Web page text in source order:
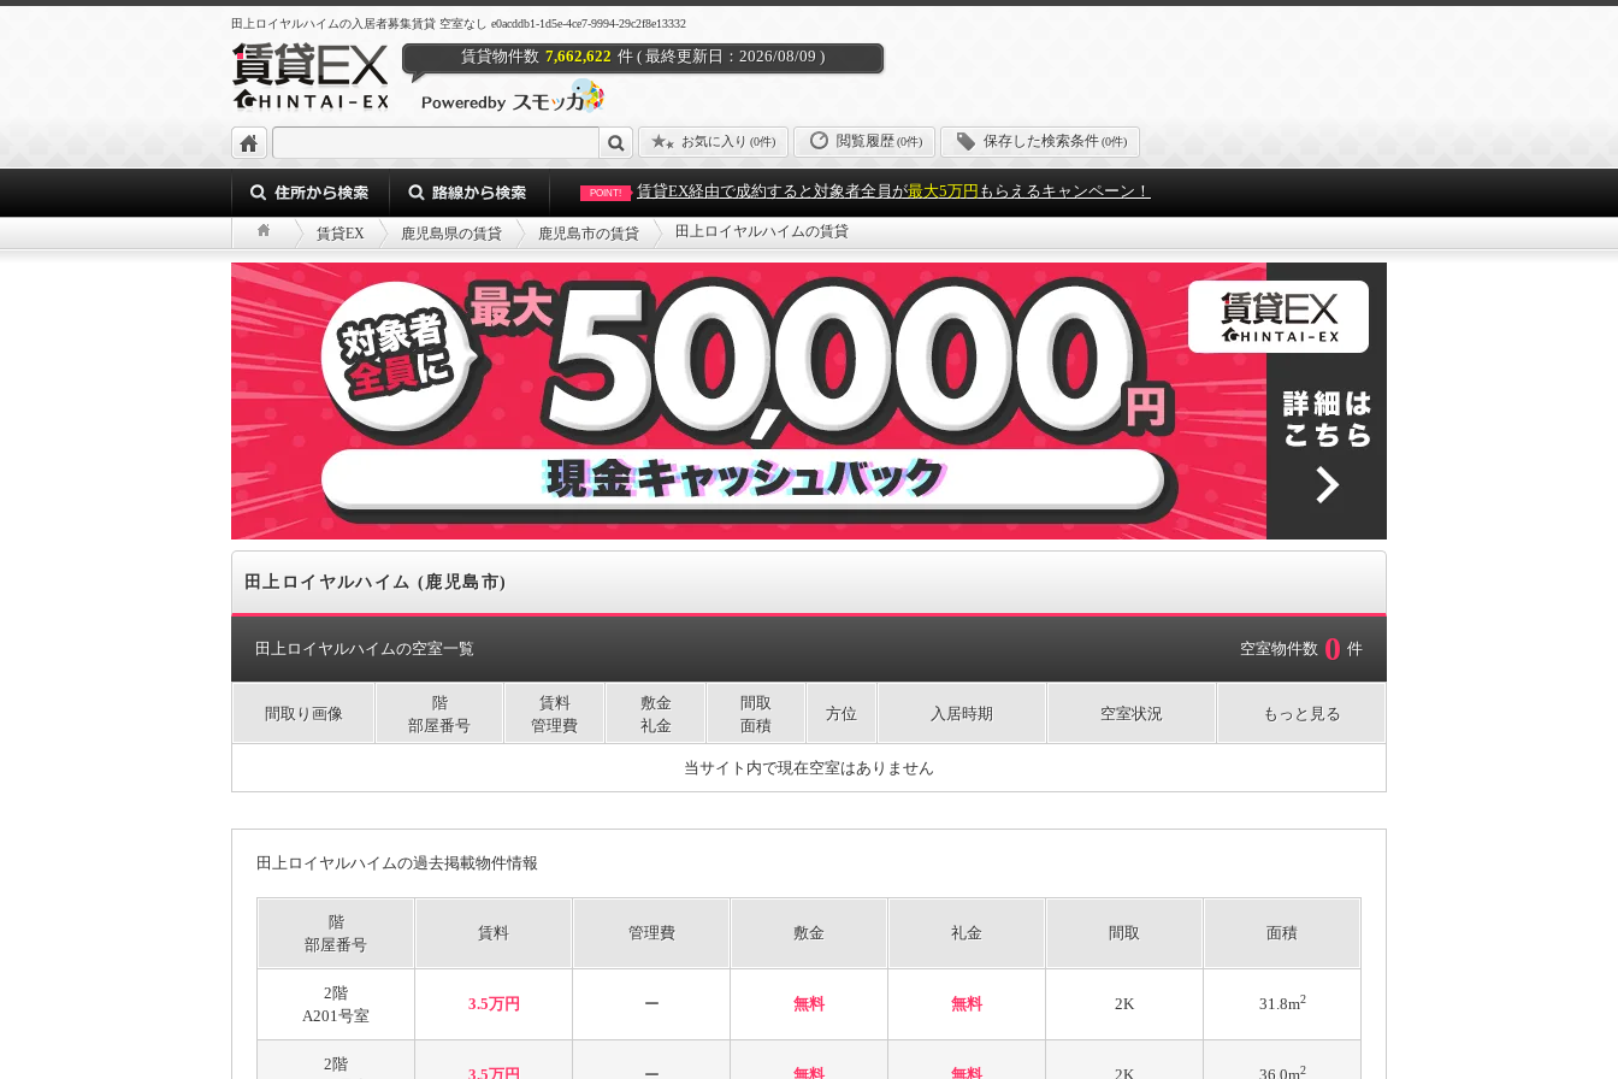
田上ロイヤルハイムの入居者募集賃貸 空室なし e0acddb1-1d5e-4ce7-9994-29c2f8e13332
賃貸物件数 7,662,622 件 ( 最終更新日：2026/08/09 )
お気に入り (0件) 閲覧履歴(0件) 保存した検索条件(0件)
POINT! 賃貸EX経由で成約すると対象者全員が最大5万円 もらえるキャンペーン！
賃貸EX 鹿児島県の賃貸 鹿児島市の賃貸 田上ロイヤルハイムの賃貸
田上ロイヤルハイム (鹿児島市)
田上ロイヤルハイムの空室一覧 空室物件数 0 件
間取り画像
階
部屋番号
賃料
管理費
敷金
礼金
間取
面積
方位 入居時期 空室状況 もっと見る
当サイト内で現在空室はありません
田上ロイヤルハイムの過去掲載物件情報
階
部屋番号
賃料 管理費 敷金 礼金 間取 面積
2階
A201号室
3.5万円 ー 無料 無料 2K 31.8m2
2階
3.5万円 ー 無料 無料 2K 36.0m2